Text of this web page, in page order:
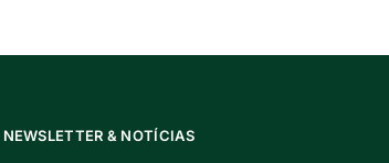
NEWSLETTER & NOTÍCIAS